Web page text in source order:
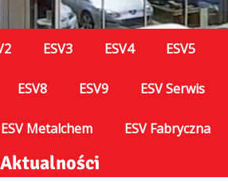
ESV3 ESV4 ESV5
ESV8 ESV9 ESV Serwis
ESV Metalchem ESV Fabryczna
Aktualności